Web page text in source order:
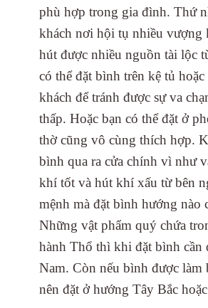
phù hợp trong gia đình. Thứ
khách nơi hội tụ nhiều vượng
hút được nhiều nguồn tài lộc
có thể đặt bình trên kệ tủ
khách để tránh được sự va
thấp. Hoặc bạn có thể đặt ở
thờ cũng vô cùng thích hợp.
bình qua ra cửa chính vì như
khí tốt và hút khí xấu từ bên
mệnh mà đặt bình hướng nào
Những vật phẩm quý chứa
hành Thổ thì khi đặt bình cần
Nam. Còn nếu bình được
nên đặt ở hướng Tây Bắc